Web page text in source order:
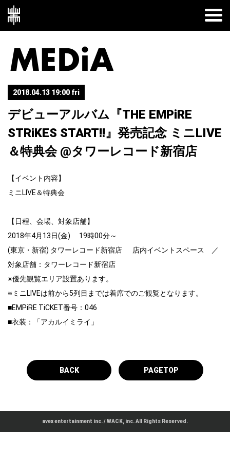
2018.04.13 19:00 fri
デビューアルバム『THE EMPiRE
STRiKES START!!』発売記念 ミニLIVE
＆特典会 @タワーレコード新宿店
【イベント内容】
ミニLIVE＆特典会
【日程、会場、対象店舗】
2018年4月13日(金) 19時00分～
(東京・新宿) タワーレコード新宿店 店内イベントスペース ／
対象店舗：タワーレコード新宿店
※優先観覧エリア設置あります。
※ミニLIVEは前から5列目までは着席でのご観覧となります。
■EMPiRE TiCKET番号：046
■衣装：「アカルイミライ」
BACK PAGETOP
avex entertainment inc. / WACK, inc. All Rights Reserved.